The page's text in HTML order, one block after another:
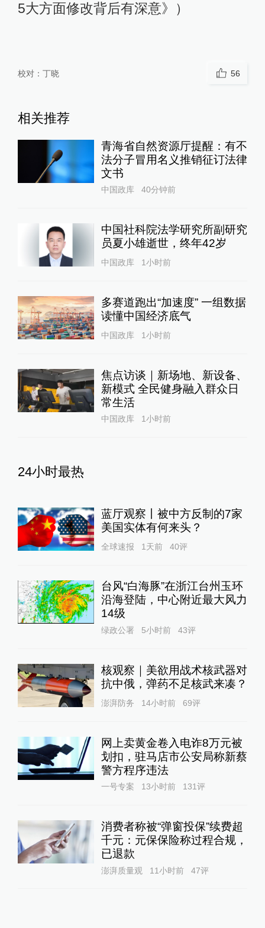
5大方面修改背后有深意》）
校对： 丁晓 56
相关推荐
青海省自然资源厅提醒：有不
法分子冒用名义推销征订法律
文书
中国政库 40分钟前
中国社科院法学研究所副研究
员夏小雄逝世，终年42岁
中国政库 1小时前
多赛道跑出“加速度” 一组数据
读懂中国经济底气
中国政库 1小时前
焦点访谈｜新场地、新设备、
新模式 全民健身融入群众日
常生活
中国政库 1小时前
24小时最热
蓝厅观察丨被中方反制的7家
美国实体有何来头？
全球速报 1天前 40评
台风“白海豚”在浙江台州玉环
沿海登陆，中心附近最大风力
14级
绿政公署 5小时前 43评
核观察｜美欲用战术核武器对
抗中俄，弹药不足核武来凑？
澎湃防务 14小时前 69评
网上卖黄金卷入电诈8万元被
划扣，驻马店市公安局称新蔡
警方程序违法
一号专案 13小时前 131评
消费者称被“弹窗投保”续费超
千元：元保保险称过程合规，
已退款
澎湃质量观 11小时前 47评